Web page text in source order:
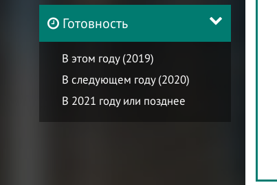
Готовность
В этом году (2019)
В следующем году (2020)
В 2021 году или позднее